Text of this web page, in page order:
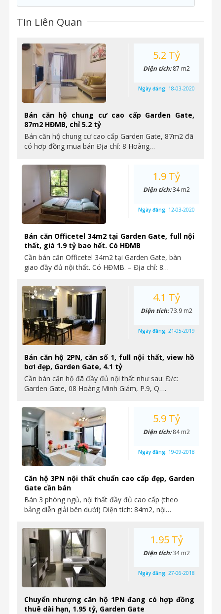
Tin Liên Quan
Bán căn hộ chung cư cao cấp Garden Gate,
87m2 HĐMB, chỉ 5.2 tỷ
Bán căn hộ chung cư cao cấp Garden Gate, 87m2 đã
có hơp đồng mua bán Địa chỉ: 8 Hoàng…
5.2 Tỷ
Diện tích:87 m2
Ngày đăng: 18-03-2020
Bán căn Officetel 34m2 tại Garden Gate, full nội
thất, giá 1.9 tỷ bao hết. Có HĐMB
Cần bán căn Officetel 34m2 tại Garden Gate, bàn
giao đầy đủ nội thất. Có HĐMB. – Địa chỉ: 8…
1.9 Tỷ
Diện tích:34 m2
Ngày đăng: 12-03-2020
Bán căn hộ 2PN, căn số 1, full nội thất, view hồ
bơi đẹp, Garden Gate, 4.1 tỷ
Cần bán căn hộ đã đầy đủ nội thất như sau: Đ/c:
Garden Gate, 08 Hoàng Minh Giám, P.9, Q….
4.1 Tỷ
Diện tích:73.9 m2
Ngày đăng: 21-05-2019
Căn hộ 3PN nội thất chuẩn cao cấp đẹp, Garden
Gate cần bán
Bán 3 phòng ngủ, nội thất đầy đủ cao cấp (theo
bảng diễn giải bên dưới) Diện tích: 84m2, nội…
5.9 Tỷ
Diện tích:84 m2
Ngày đăng: 19-09-2018
Chuyển nhượng căn hộ 1PN đang có hợp đồng
thuê dài hạn, 1.95 tỷ, Garden Gate
1.95 Tỷ
Diện tích:34 m2
Ngày đăng: 27-06-2018